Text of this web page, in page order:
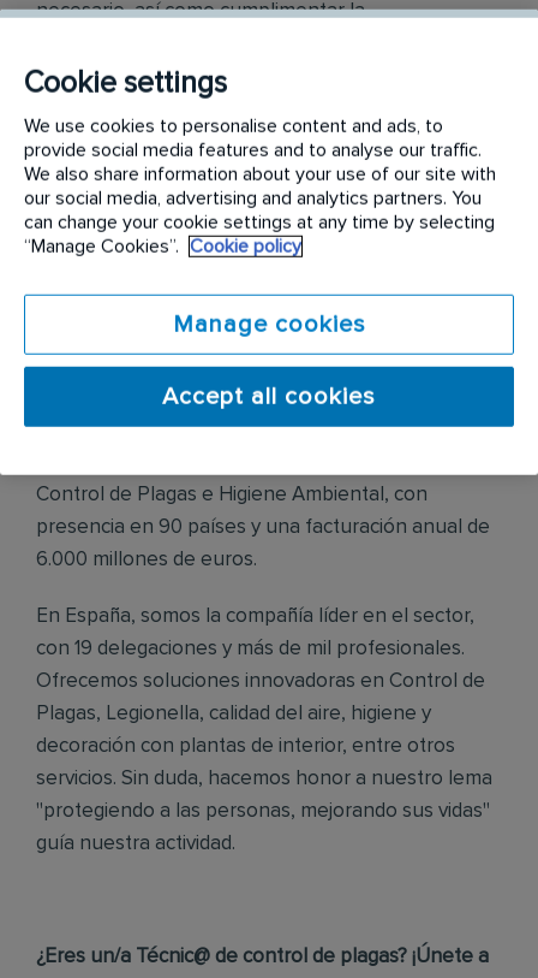
necesario, así como cumplimentar la
Ofrecemos contrato indefinido, salario
competitivo+ incentivos por objetivos + tarjeta
comidas + tarjeta gasolina + furgoneta de empresa,
seguro médico y plan de carrera.
Descripción de la empresa
Control de Plagas e Higiene Ambiental, con
presencia en 90 países y una facturación anual de
6.000 millones de euros.
En España, somos la compañía líder en el sector,
con 19 delegaciones y más de mil profesionales.
Ofrecemos soluciones innovadoras en Control de
Plagas, Legionella, calidad del aire, higiene y
decoración con plantas de interior, entre otros
servicios. Sin duda, hacemos honor a nuestro lema
"protegiendo a las personas, mejorando sus vidas"
guía nuestra actividad.
¿Eres un/a Técnic@ de control de plagas? ¡Únete a
Cookie settings
We use cookies to personalise content and ads, to
provide social media features and to analyse our traffic.
We also share information about your use of our site with
our social media, advertising and analytics partners. You
can change your cookie settings at any time by selecting
“Manage Cookies”. Cookie policy
Manage cookies
Accept all cookies